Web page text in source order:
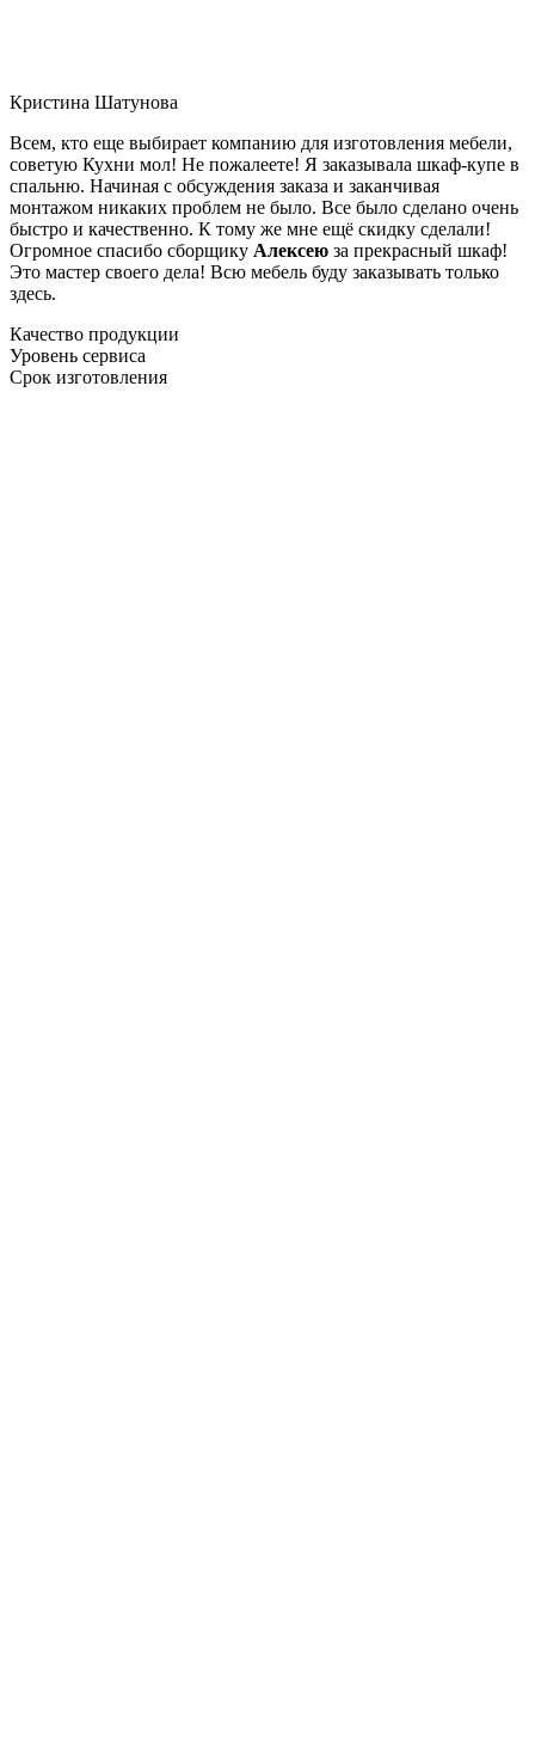
Кристина Шатунова
Всем, кто еще выбирает компанию для изготовления мебели,
советую Кухни мол! Не пожалеете! Я заказывала шкаф-купе в
спальню. Начиная с обсуждения заказа и заканчивая
монтажом никаких проблем не было. Все было сделано очень
быстро и качественно. К тому же мне ещё скидку сделали!
Огромное спасибо сборщику Алексею за прекрасный шкаф!
Это мастер своего дела! Всю мебель буду заказывать только
здесь.
Качество продукции
Уровень сервиса
Срок изготовления